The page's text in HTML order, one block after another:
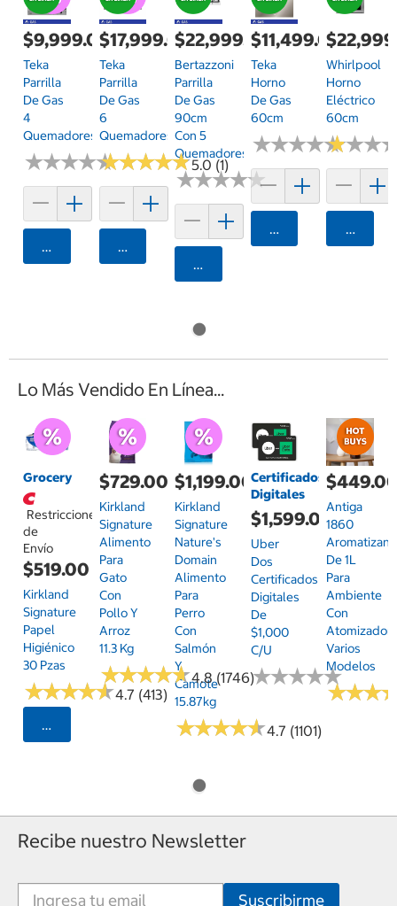
$9,999.00
Teka
Parrilla
De Gas
4
Quemadores
★★★★★
★★★★★
Agregar
$17,999.00
Teka
Parrilla
De Gas
6
Quemadores
★★★★★
★★★★★5.0 (1)
Agregar
$22,999.00
Bertazzoni
Parrilla
De Gas
90cm
Con 5
Quemadores
★★★★★
★★★★★
Agregar
$11,499.00
Teka
Horno
De Gas
60cm
★★★★★
★★★★★
Agregar
Whirlpool
Horno
Eléctrico
60cm
★★★
★★★
Lo Más Vendido En Línea...
Grocery
Restricciones
de
Envío
$519.00
Kirkland
Signature
Papel
Higiénico
30 Pzas
★★★★★
★★★★★4.7 (413)
Seleccionar Código Postal
$729.00
Kirkland
Signature
Alimento
Para
Gato
Con
Pollo Y
Arroz
11.3 Kg
★★★★★
★★★★★4.8 (1746)
$1,199.00
Kirkland
Signature
Nature's
Domain
Alimento
Para
Perro
Con
Salmón
Y
Camote
15.87kg
★★★★★
★★★★★4.7 (1101)
Certificados
Digitales
$1,599.00
Uber
Dos
Certificados
Digitales
De
$1,000
C/u
★★★★★
★★★★★
Antiga
1860
De 1L
Para
Ambiente
Con
Atomizador,
Varios
Modelos
★★★
★★★
Recibe nuestro Newsletter